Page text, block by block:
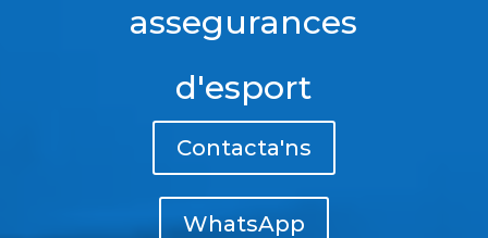
assegurances
d'esport
Contacta'ns
WhatsApp